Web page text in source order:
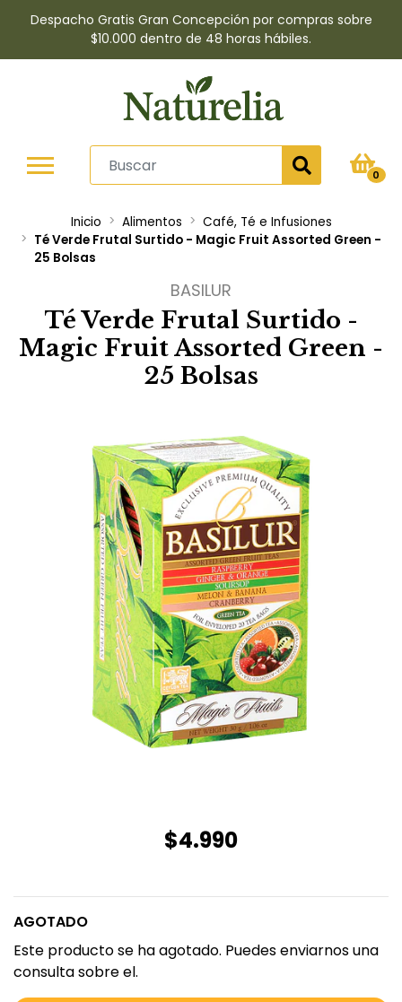
Despacho Gratis Gran Concepción por compras sobre
$10.000 dentro de 48 horas hábiles.
0
Inicio Alimentos
Café, Té e Infusiones
Té Verde Frutal Surtido - Magic Fruit Assorted Green -
25 Bolsas
BASILUR
Té Verde Frutal Surtido -
Magic Fruit Assorted Green -
25 Bolsas
$4.990
AGOTADO
Este producto se ha agotado. Puedes enviarnos una
consulta sobre el.